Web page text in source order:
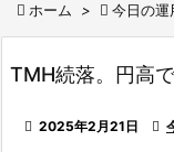
 ホーム >  今日の運
TMH続落。円高
 2025年2月21日 